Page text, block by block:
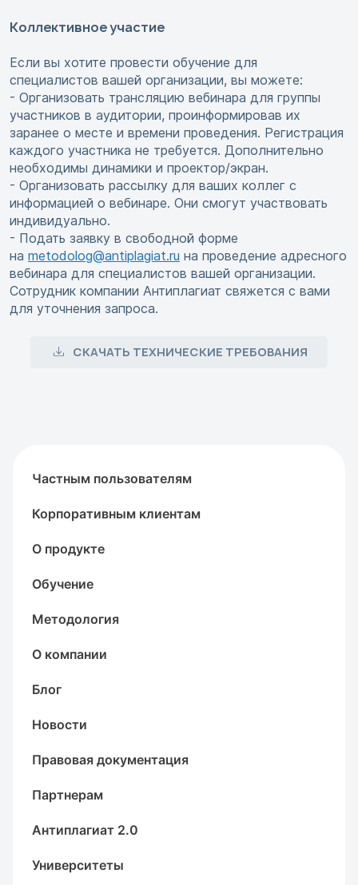
Коллективное участие
Если вы хотите провести обучение для
специалистов вашей организации, вы можете:
- Организовать трансляцию вебинара для группы
участников в аудитории, проинформировав их
заранее о месте и времени проведения. Регистрация
каждого участника не требуется. Дополнительно
необходимы динамики и проектор/экран.
- Организовать рассылку для ваших коллег с
информацией о вебинаре. Они смогут участвовать
индивидуально.
- Подать заявку в свободной форме
на metodolog@antiplagiat.ru на проведение адресного
вебинара для специалистов вашей организации.
Сотрудник компании Антиплагиат свяжется с вами
для уточнения запроса.
СКАЧАТЬ ТЕХНИЧЕСКИЕ ТРЕБОВАНИЯ
Частным пользователям
Корпоративным клиентам
О продукте
Обучение
Методология
О компании
Блог
Новости
Правовая документация
Партнерам
Антиплагиат 2.0
Университеты